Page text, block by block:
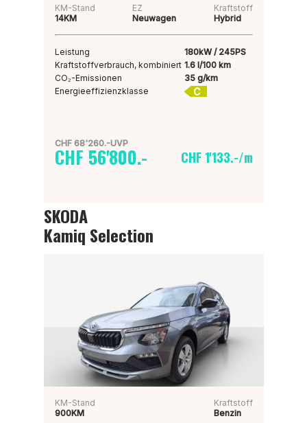
KM-Stand
14KM
EZ
Neuwagen
Kraftstoff
Hybrid
Leistung
180kW / 245PS
Kraftstoffverbrauch, kombiniert 1.6 l/100 km
CO₂-Emissionen
35 g/km
Energieeffizienzklasse
C
CHF 68'260.-UVP
CHF 56'800.- CHF 1'133.-/m
SKODA
Kamiq Selection
KM-Stand
900KM
Kraftstoff
Benzin